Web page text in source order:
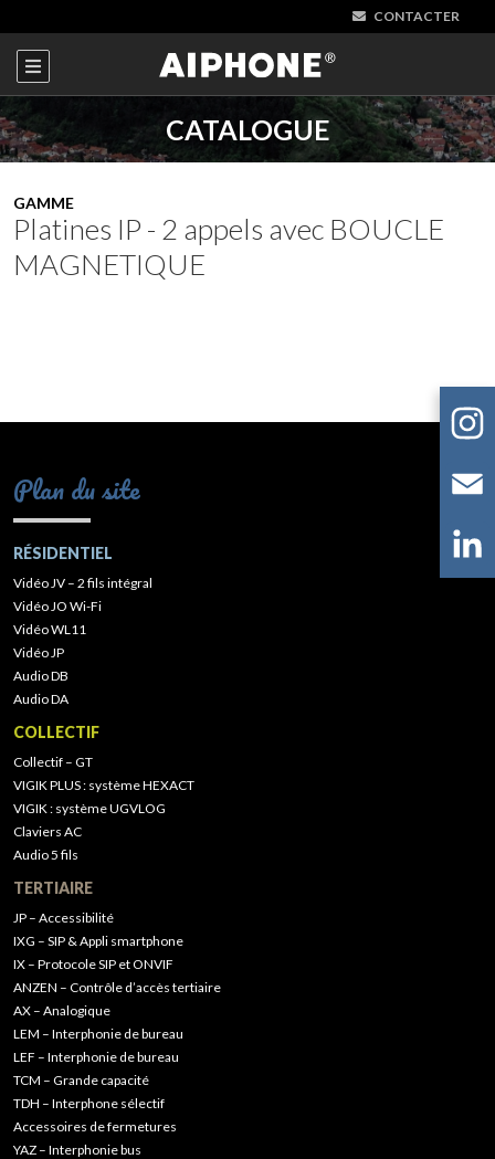
CONTACTER
CATALOGUE
GAMME
Platines IP - 2 appels avec BOUCLE
MAGNETIQUE
Plan du site
RÉSIDENTIEL
Vidéo JV – 2 fils intégral
Vidéo JO Wi-Fi
Vidéo WL11
Vidéo JP
Audio DB
Audio DA
COLLECTIF
Collectif – GT
VIGIK PLUS : système HEXACT
VIGIK : système UGVLOG
Claviers AC
Audio 5 fils
TERTIAIRE
JP – Accessibilité
IXG – SIP & Appli smartphone
IX – Protocole SIP et ONVIF
ANZEN – Contrôle d’accès tertiaire
AX – Analogique
LEM – Interphonie de bureau
LEF – Interphonie de bureau
TCM – Grande capacité
TDH – Interphone sélectif
Accessoires de fermetures
YAZ – Interphonie bus